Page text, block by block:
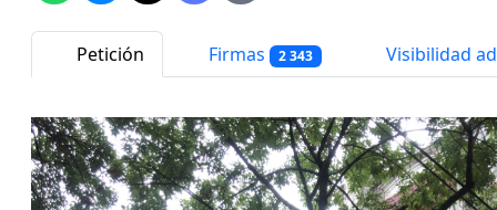
Petición Firmas 2 343 Visibilidad